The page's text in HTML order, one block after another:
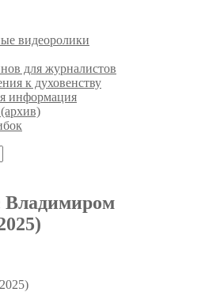
видеоролики
для журналистов
к духовенству
информация
Владимиром